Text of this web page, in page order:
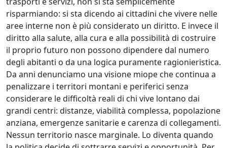
risparmiando: si sta dicendo ai cittadini che vivere nelle
aree interne non è più considerato un diritto. E invece il
diritto alla salute, alla cura e alla possibilità di costruire
il proprio futuro non possono dipendere dal numero
degli abitanti o da una logica puramente ragionieristica.
Da anni denunciamo una visione miope che continua a
penalizzare i territori montani e periferici senza
considerare le difficoltà reali di chi vive lontano dai
grandi centri: distanze, viabilità complessa, popolazione
anziana, emergenze sanitarie e carenza di collegamenti.
Nessun territorio nasce marginale. Lo diventa quando